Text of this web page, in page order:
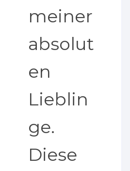
meiner
absolut
en
Lieblin
ge.
Diese